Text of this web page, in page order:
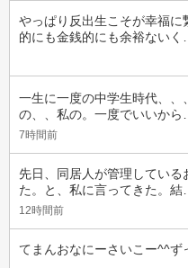
やっぱり反出生こそが幸福
的にも金銭的にも余裕ないく…
一生に一度の中学生時代、
の、、私の。一度でいいから…
7時間前
先日、同居人が管理している
た。と、私に言ってきた。結…
12時間前
てまんおなにーさいこー^^ず